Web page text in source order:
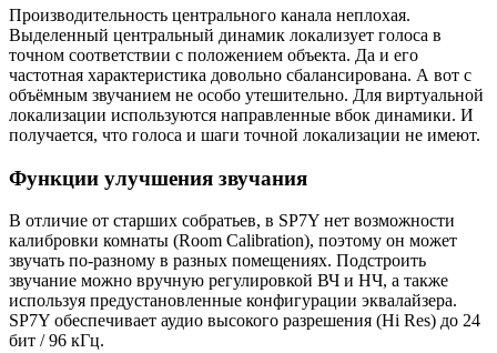
Производительность центрального канала неплохая.
Выделенный центральный динамик локализует голоса в
точном соответствии с положением объекта. Да и его
частотная характеристика довольно сбалансирована. А вот с
объёмным звучанием не особо утешительно. Для виртуальной
локализации используются направленные вбок динамики. И
получается, что голоса и шаги точной локализации не имеют.
Функции улучшения звучания
В отличие от старших собратьев, в SP7Y нет возможности
калибровки комнаты (Room Calibration), поэтому он может
звучать по-разному в разных помещениях. Подстроить
звучание можно вручную регулировкой ВЧ и НЧ, а также
используя предустановленные конфигурации эквалайзера.
SP7Y обеспечивает аудио высокого разрешения (Hi Res) до 24
бит / 96 кГц.